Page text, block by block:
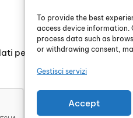
To provide the best
access device information.
process data such as
or withdrawing consent,
Gestisci servizi
Accept
personali